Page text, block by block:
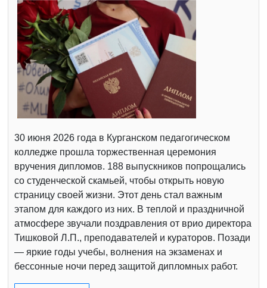
30 июня 2026 года в Курганском педагогическом
колледже прошла торжественная церемония
вручения дипломов. 188 выпускников попрощались
со студенческой скамьей, чтобы открыть новую
страницу своей жизни. Этот день стал важным
этапом для каждого из них. В теплой и праздничной
атмосфере звучали поздравления от врио директора
Тишковой Л.П., преподавателей и кураторов. Позади
— яркие годы учебы, волнения на экзаменах и
бессонные ночи перед защитой дипломных работ.